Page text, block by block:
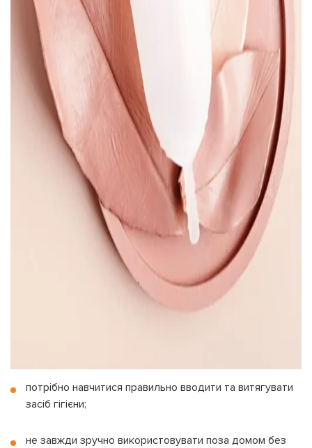
потрібно навчитися правильно вводити та витягувати
засіб гігієни;
не завжди зручно використовувати поза домом без